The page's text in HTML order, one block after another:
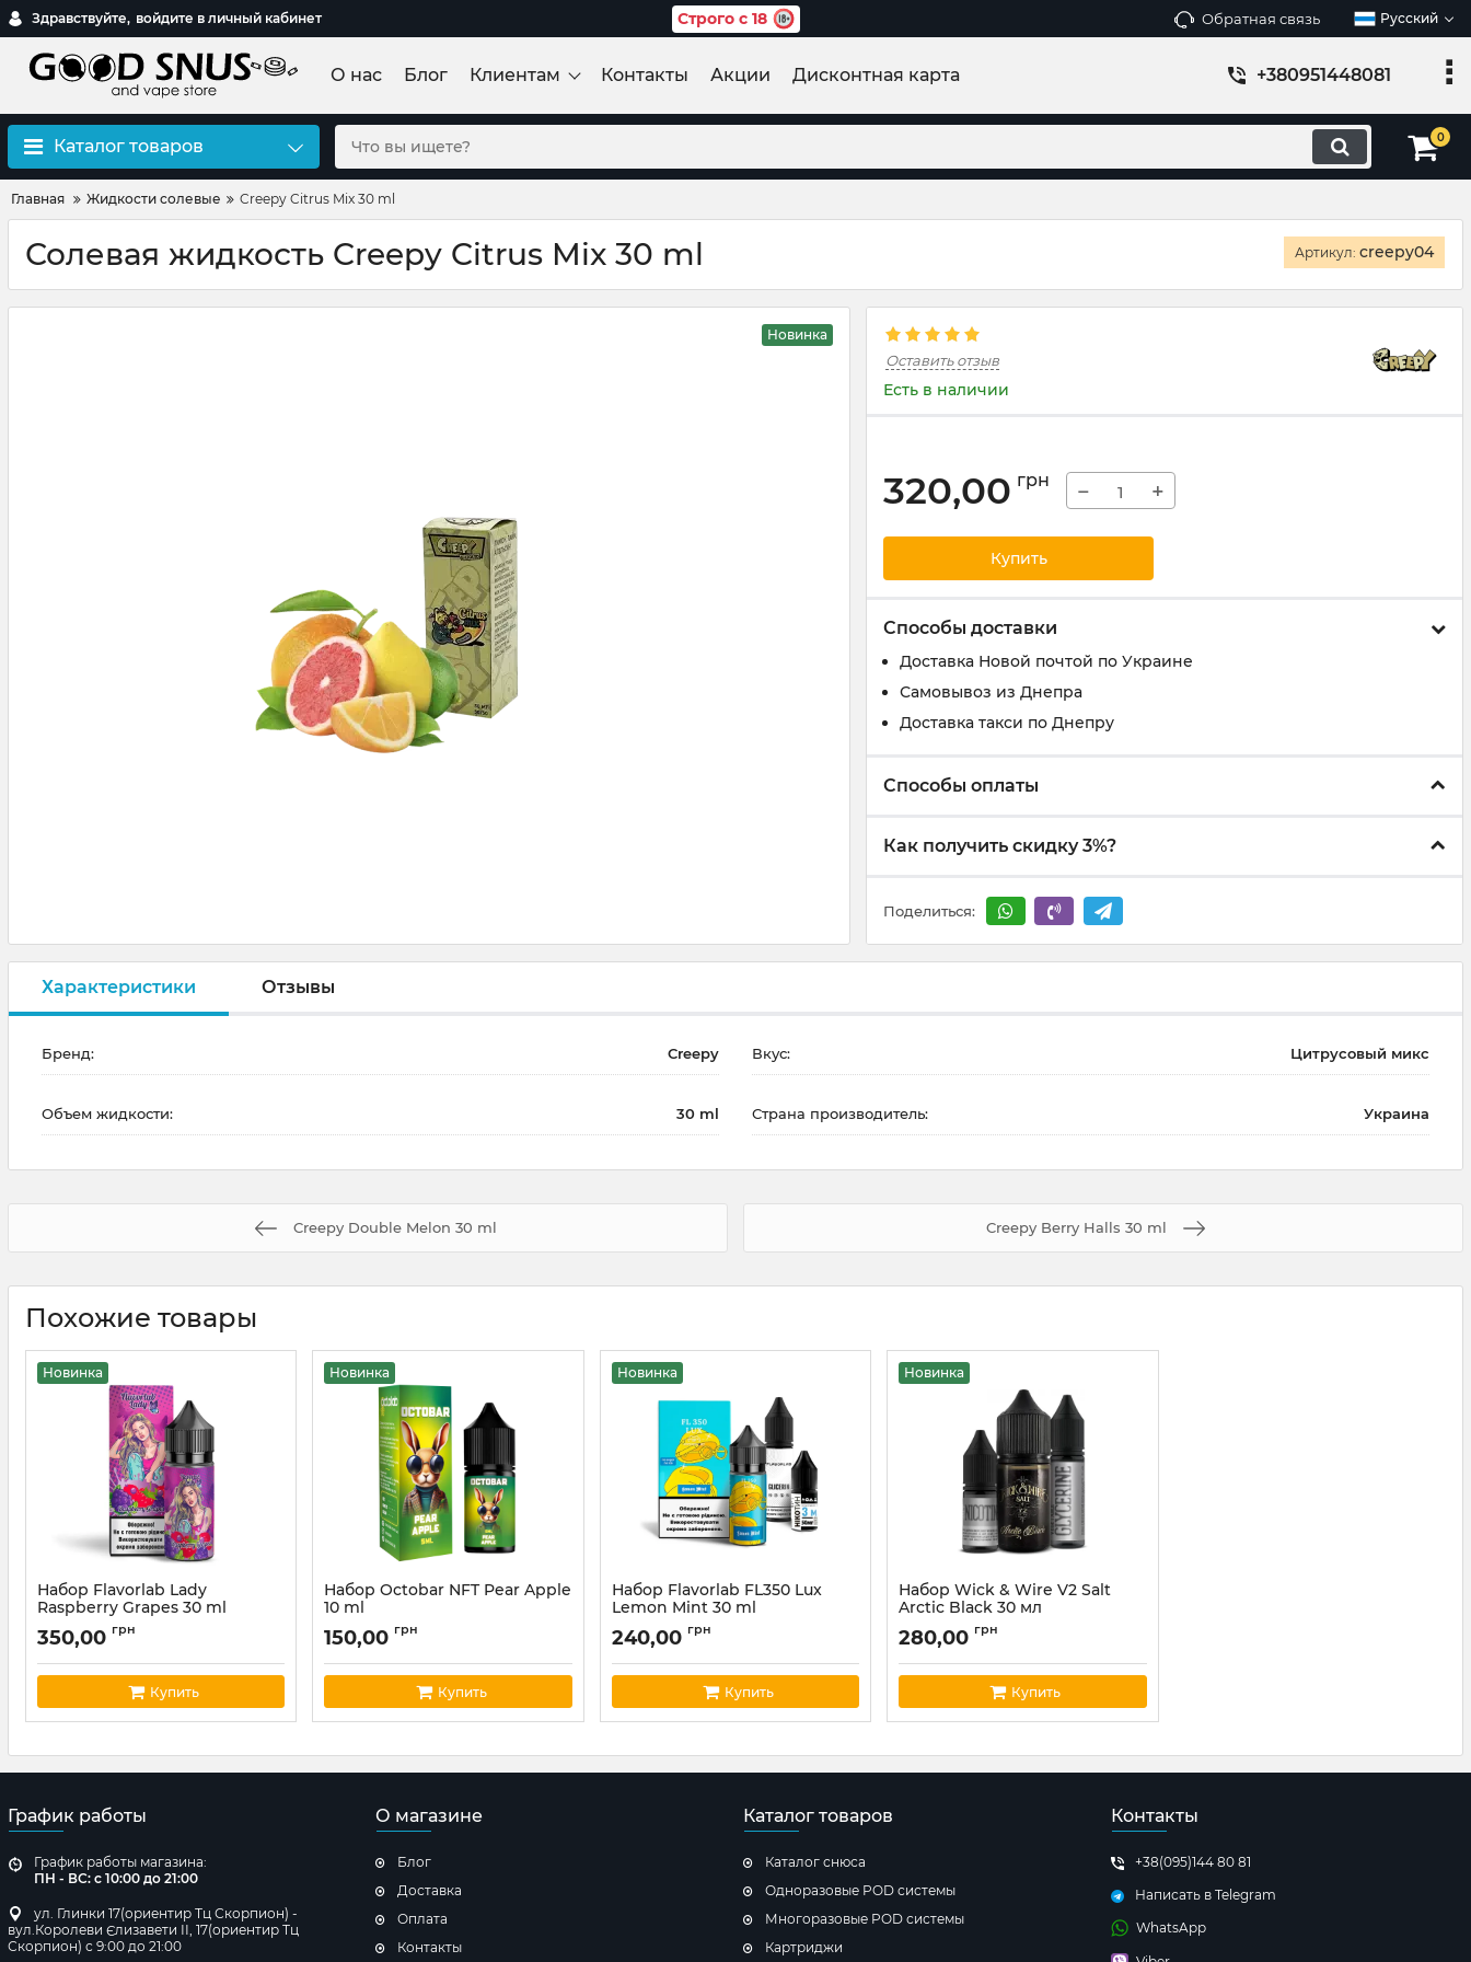
Здравствуйте, войдите в личный кабинет Строго с 18 Обратная связь Русский
О нас Блог Клиентам Контакты Акции Дисконтная карта +380951448081
Каталог товаров 0
Главная Жидкости солевые Creepy Citrus Mix 30 ml
Солевая жидкость Creepy Citrus Mix 30 ml Артикул: creepy04
Новинка
Оставить отзыв
Есть в наличии
320,00 грн − +
Купить
Способы доставки
Доставка Новой почтой по Украине
Самовывоз из Днепра
Доставка такси по Днепру
Способы оплаты
Как получить скидку 3%?
Поделиться:
Характеристики Отзывы
Бренд: Creepy Вкус: Цитрусовый микс
Объем жидкости: 30 ml Страна производитель: Украина
Creepy Double Melon 30 ml Creepy Berry Halls 30 ml
Похожие товары
Новинка
Набор Flavorlab Lady
Raspberry Grapes 30 ml
Артикул:lady16
350,00 грн
Купить
Новинка
Набор Octobar NFT Pear Apple
10 ml
Артикул:octobar44
150,00 грн
Купить
Новинка
Набор Flavorlab FL350 Lux
Lemon Mint 30 ml
Артикул: flavor35
240,00 грн
Купить
Новинка
Набор Wick & Wire V2 Salt
Arctic Black 30 мл
Артикул:wickwire09
280,00 грн
Купить
График работы
График работы магазина:
ПН - ВС: с 10:00 до 21:00
ул. Глинки 17(ориентир Тц Скорпион) -
вул.Королеви Єлизавети ІІ, 17(ориентир Тц
Скорпион) с 9:00 до 21:00
О магазине
Блог
Доставка
Оплата
Контакты
Каталог товаров
Каталог снюса
Одноразовые POD системы
Многоразовые POD системы
Картриджи
Контакты
+38(095)144 80 81
Написать в Telegram
WhatsApp